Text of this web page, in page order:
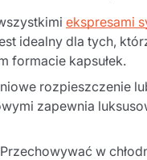
ekspresami
idealny dla tych,
formacie kapsułek.
rozpieszczenie
zapewnia
Przechowywać w